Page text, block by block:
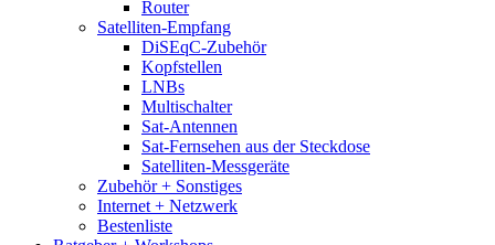
Router
Satelliten-Empfang
DiSEqC-Zubehör
Kopfstellen
LNBs
Multischalter
Sat-Antennen
Sat-Fernsehen aus der Steckdose
Satelliten-Messgeräte
Zubehör + Sonstiges
Internet + Netzwerk
Bestenliste